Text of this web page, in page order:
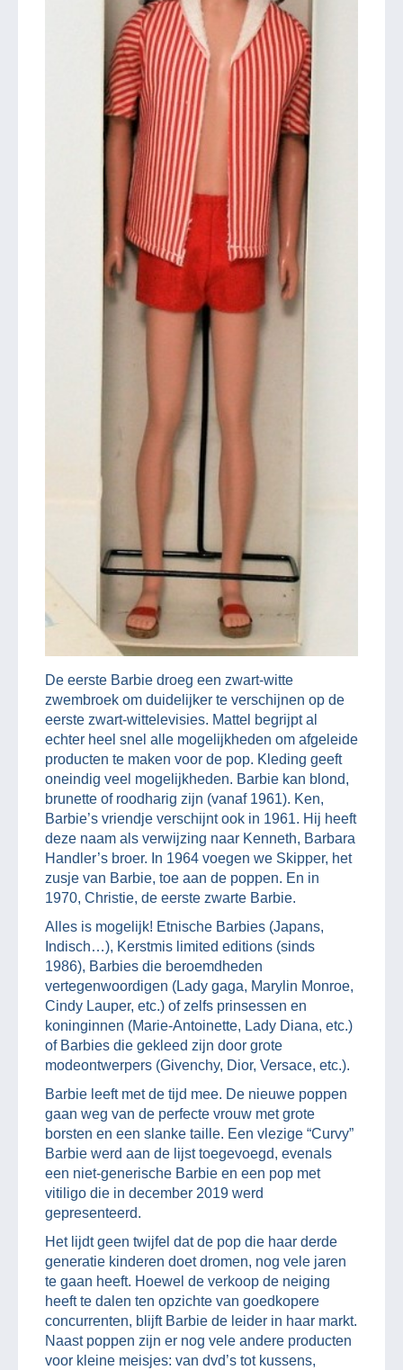
De eerste Barbie droeg een zwart-witte
zwembroek om duidelijker te verschijnen op de
eerste zwart-wittelevisies. Mattel begrijpt al
echter heel snel alle mogelijkheden om afgeleide
producten te maken voor de pop. Kleding geeft
oneindig veel mogelijkheden. Barbie kan blond,
brunette of roodharig zijn (vanaf 1961). Ken,
Barbie’s vriendje verschijnt ook in 1961. Hij heeft
deze naam als verwijzing naar Kenneth, Barbara
Handler’s broer. In 1964 voegen we Skipper, het
zusje van Barbie, toe aan de poppen. En in
1970, Christie, de eerste zwarte Barbie.
Alles is mogelijk! Etnische Barbies (Japans,
Indisch…), Kerstmis limited editions (sinds
1986), Barbies die beroemdheden
vertegenwoordigen (Lady gaga, Marylin Monroe,
Cindy Lauper, etc.) of zelfs prinsessen en
koninginnen (Marie-Antoinette, Lady Diana, etc.)
of Barbies die gekleed zijn door grote
modeontwerpers (Givenchy, Dior, Versace, etc.).
Barbie leeft met de tijd mee. De nieuwe poppen
gaan weg van de perfecte vrouw met grote
borsten en een slanke taille. Een vlezige “Curvy”
Barbie werd aan de lijst toegevoegd, evenals
een niet-generische Barbie en een pop met
vitiligo die in december 2019 werd
gepresenteerd.
Het lijdt geen twijfel dat de pop die haar derde
generatie kinderen doet dromen, nog vele jaren
te gaan heeft. Hoewel de verkoop de neiging
heeft te dalen ten opzichte van goedkopere
concurrenten, blijft Barbie de leider in haar markt.
Naast poppen zijn er nog vele andere producten
voor kleine meisjes: van dvd’s tot kussens,